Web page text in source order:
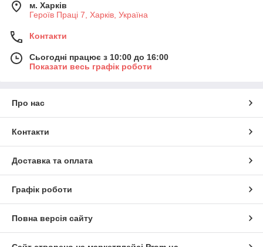
м. Харків
Героїв Праці 7, Харків, Україна
Контакти
Сьогодні працює з 10:00 до 16:00
Показати весь графік роботи
Про нас
Контакти
Доставка та оплата
Графік роботи
Повна версія сайту